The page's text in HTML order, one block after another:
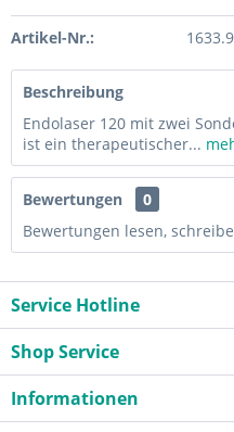
Artikel-Nr.:
Beschreibung
Endolaser 120 mit zwei
ist ein therapeutischer...
Bewertungen
0
Bewertungen lesen,
Service Hotline
Shop Service
Informationen